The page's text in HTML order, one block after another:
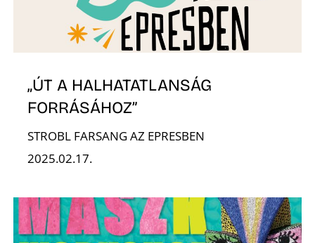
„ÚT A HALHATATLANSÁG
FORRÁSÁHOZ”
STROBL FARSANG AZ EPRESBEN
2025.02.17.